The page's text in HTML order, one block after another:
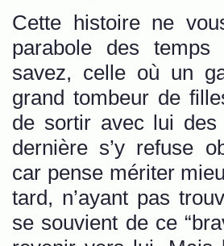
Cette histoire ne
parabole des
savez, celle où un
grand tombeur de
de sortir avec lui des
dernière s’y refuse
car pense mériter
tard, n’ayant pas
se souvient de ce